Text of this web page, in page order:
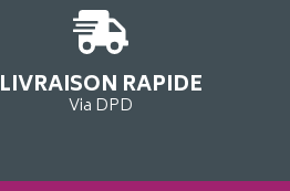
LIVRAISON RAPIDE
Via DPD